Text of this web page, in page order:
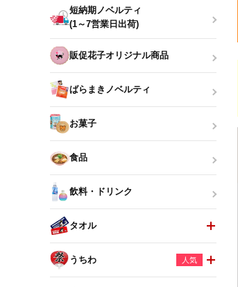
短納期ノベルティ
(1～7営業日出荷)
販促花子オリジナル商品
ばらまきノベルティ
お菓子
食品
飲料・ドリンク
タオル
うちわ 人気